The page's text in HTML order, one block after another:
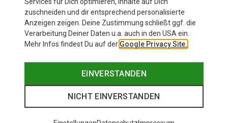
zuschneiden und dir entsprechend personalisierte
Anzeigen zeigen. Deine Zustimmung schließt ggf. die
Verarbeitung Deiner Daten u.a. auch in den USA ein.
Mehr Infos findest Du auf der Google Privacy Site.
EINVERSTANDEN
NICHT EINVERSTANDEN